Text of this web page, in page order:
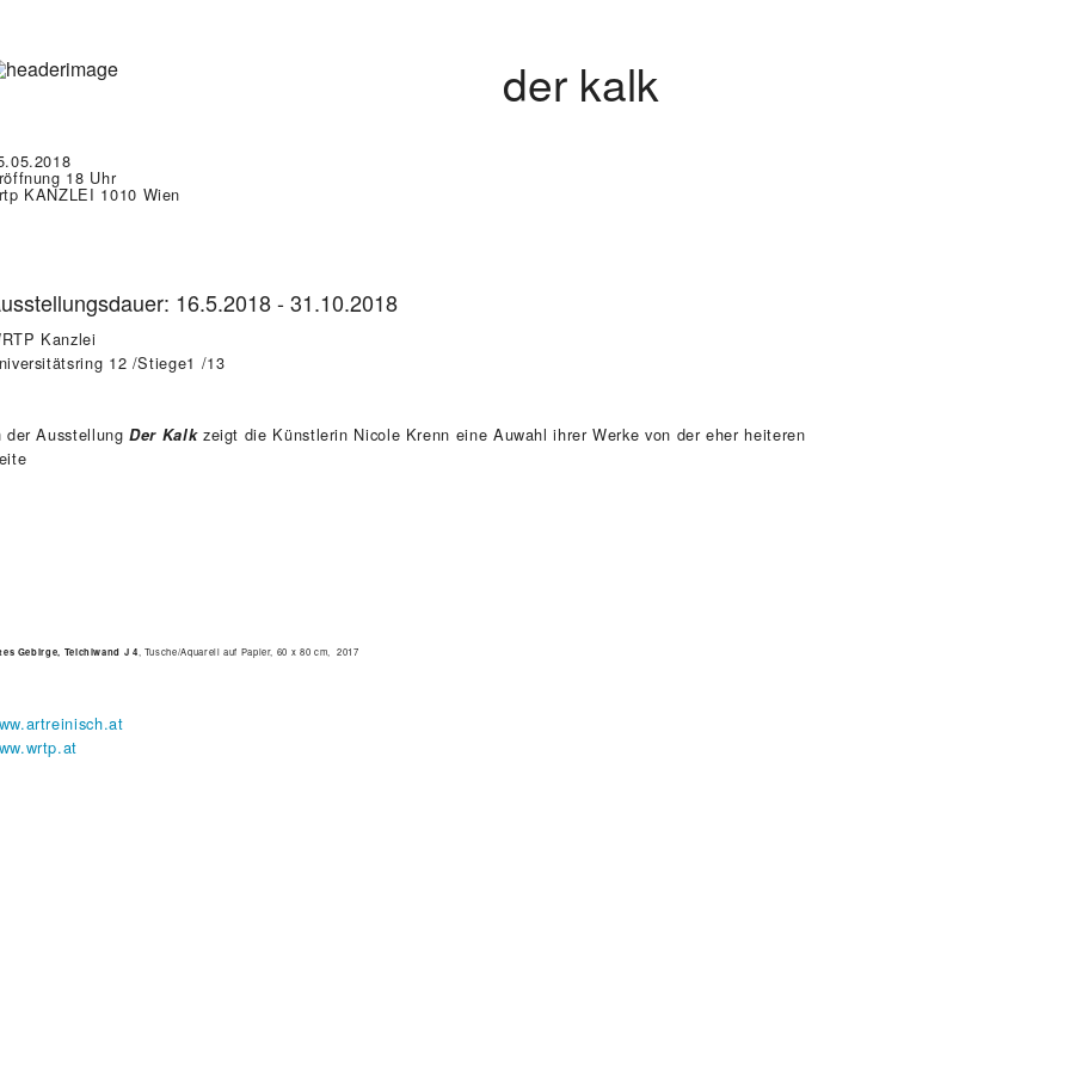
der kalk
18 Uhr
KANZLEI 1010 Wien
16.5.2018 - 31.10.2018
Kanzlei
12 /Stiege1 /13
der AusstellungDer Kalkzeigt die Künstlerin Nicole Krenn eine Auwahl ihrer Werke von der eher heiteren
Gebirge, Teichlwand J 4 , Tusche/Aquarell auf Papier, 60 x 80 cm, 2017